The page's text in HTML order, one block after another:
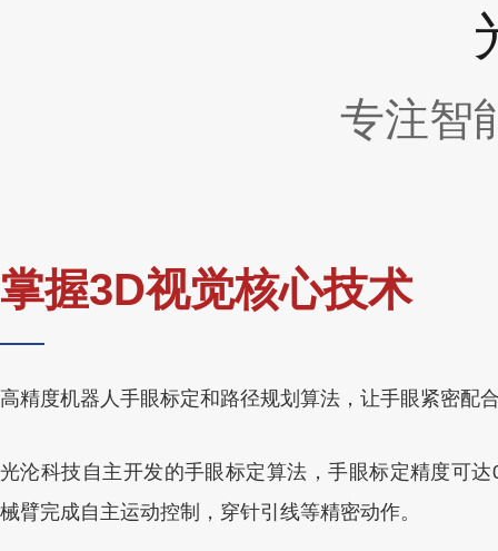
专注智
掌握3D视觉核心技术
高精度机器人手眼标定和路径规划算法，让手眼紧密配
光沦科技自主开发的手眼标定算法，手眼标定精度可
械臂完成自主运动控制，穿针引线等精密动作。